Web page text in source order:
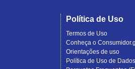
Política de Uso
Termos de Uso
Conheça o
Orientações de uso
Política de Uso de